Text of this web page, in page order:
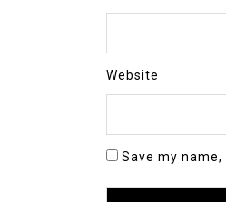
Website
Save my